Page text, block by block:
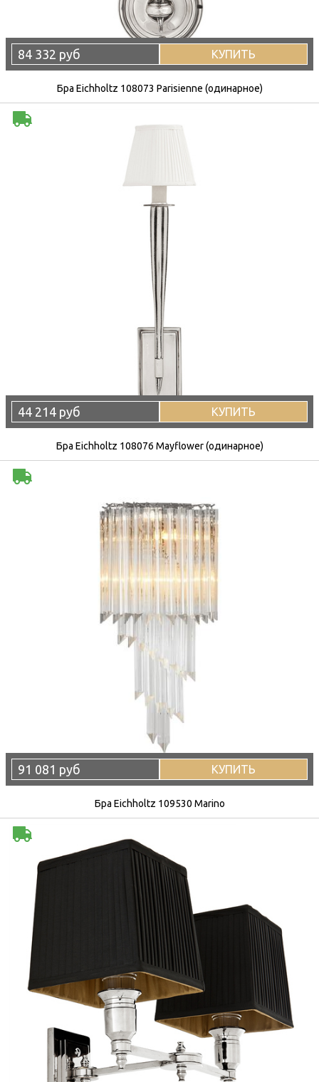
84 332 руб КУПИТЬ
Бра Eichholtz 108073 Parisienne (одинарное)
44 214 руб КУПИТЬ
Бра Eichholtz 108076 Mayflower (одинарное)
91 081 руб КУПИТЬ
Бра Eichholtz 109530 Marino